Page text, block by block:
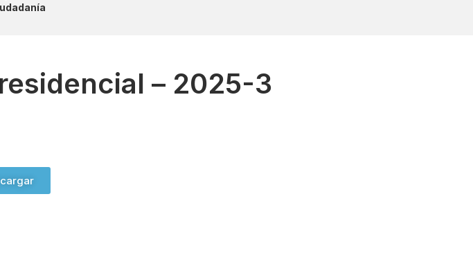
– 2025-3